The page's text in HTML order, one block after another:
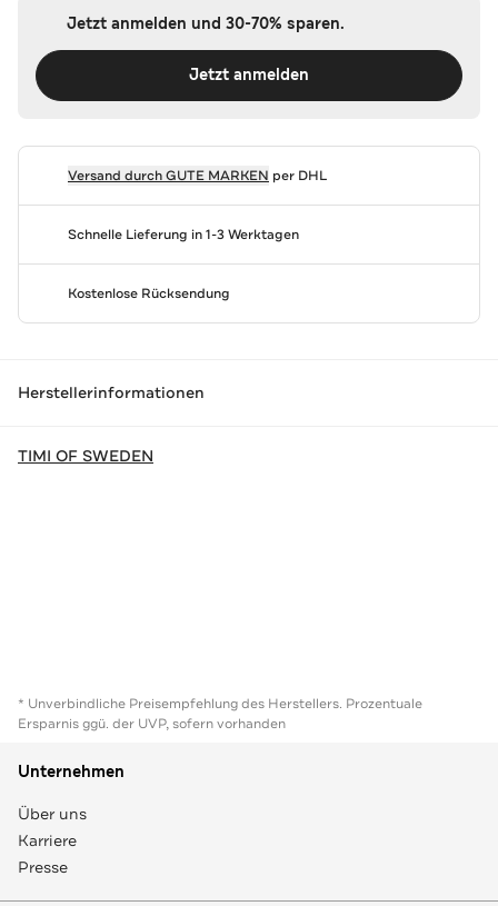
Jetzt anmelden und 30-70% sparen.
Jetzt anmelden
Versand durchGUTE MARKEN per DHL
Schnelle Lieferung in 1-3 Werktagen
Kostenlose Rücksendung
Herstellerinformationen
TIMI OF SWEDEN
* Unverbindliche Preisempfehlung des Herstellers. Prozentuale
Ersparnis ggü. der UVP, sofern vorhanden
Unternehmen
Über uns
Karriere
Presse